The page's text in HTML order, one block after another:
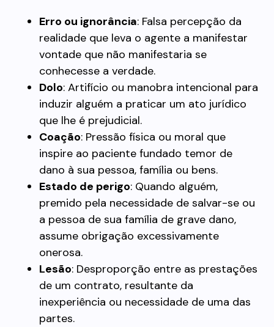
Erro ou ignorância: Falsa percepção da
realidade que leva o agente a manifestar
vontade que não manifestaria se
conhecesse a verdade.
Dolo: Artifício ou manobra intencional para
induzir alguém a praticar um ato jurídico
que lhe é prejudicial.
Coação: Pressão física ou moral que
inspire ao paciente fundado temor de
dano à sua pessoa, família ou bens.
Estado de perigo: Quando alguém,
premido pela necessidade de salvar-se ou
a pessoa de sua família de grave dano,
assume obrigação excessivamente
onerosa.
Lesão: Desproporção entre as prestações
de um contrato, resultante da
inexperiência ou necessidade de uma das
partes.